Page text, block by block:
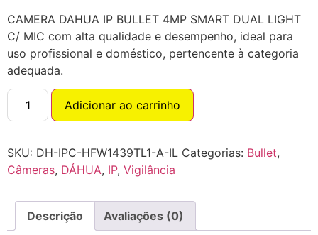
CAMERA DAHUA IP BULLET 4MP SMART DUAL LIGHT
C/ MIC com alta qualidade e desempenho, ideal para
uso profissional e doméstico, pertencente à categoria
adequada.
Adicionar ao carrinho
SKU: DH-IPC-HFW1439TL1-A-IL Categorias: Bullet,
Câmeras, DÁHUA, IP, Vigilância
Descrição Avaliações (0)